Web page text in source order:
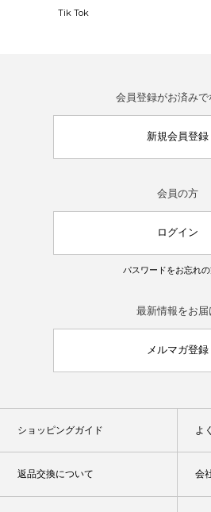
Tik Tok
会員登録がお済みで
新規会員登録
会員の方
ログイン
パスワードをお忘れ
最新情報をお届
メルマガ登録
ショッピングガイド よ
返品交換について 会